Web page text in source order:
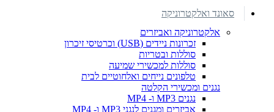
סאונד ואלקטרוניקה
אלקטרוניקה ואביזרים
זכרונות ניידים (USB) וכרטיסי זיכרון
סוללות ובטריות
סוללות למכשירי שמיעה
טלפונים נייחים ואלחוטיים לבית
נגנים ומכשירי הקלטה
נגנים MP3 ו- MP4
אביזרים ומגנים לנגני MP3 ו- MP4